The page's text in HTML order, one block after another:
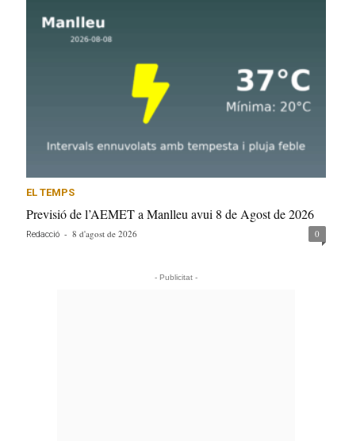
EL TEMPS
Previsió de l’AEMET a Manlleu avui 8 de Agost de 2026
Redacció - 8 d'agost de 2026 0
- Publicitat -